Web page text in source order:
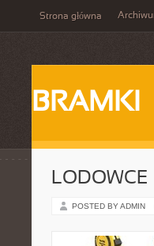
Strona główna
BRAMKI
LODOWCE
POSTED BY ADMIN